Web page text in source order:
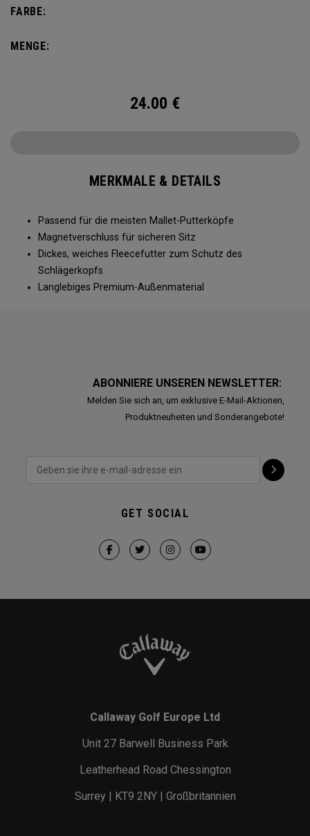
FARBE:
MENGE:
24.00 €
MERKMALE & DETAILS
Passend für die meisten Mallet-Putterköpfe
Magnetverschluss für sicheren Sitz
Dickes, weiches Fleecefutter zum Schutz des
Schlägerkopfs
Langlebiges Premium-Außenmaterial
ABONNIERE UNSEREN NEWSLETTER:
Melden Sie sich an, um exklusive E-Mail-Aktionen,
Produktneuheiten und Sonderangebote!
GET SOCIAL
Callaway Golf Europe Ltd
Unit 27 Barwell Business Park
Leatherhead Road Chessington
Surrey | KT9 2NY | Großbritannien